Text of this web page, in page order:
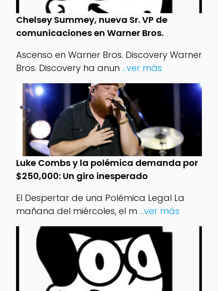
Chelsey Summey, nueva Sr. VP de
comunicaciones en Warner Bros.
Ascenso en Warner Bros. Discovery Warner
Bros. Discovery ha anun ...ver más
Luke Combs y la polémica demanda por
$250,000: Un giro inesperado
El Despertar de una Polémica Legal La
mañana del miércoles, el m ...ver más